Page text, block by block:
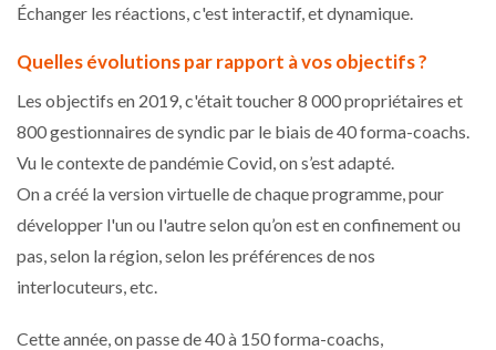
Échanger les réactions, c'est interactif, et dynamique.
Quelles évolutions par rapport à vos objectifs ?
Les objectifs en 2019, c'était toucher 8 000 propriétaires et
800 gestionnaires de syndic par le biais de 40 forma-coachs.
Vu le contexte de pandémie Covid, on s’est adapté.
On a créé la version virtuelle de chaque programme, pour
développer l'un ou l'autre selon qu’on est en confinement ou
pas, selon la région, selon les préférences de nos
interlocuteurs, etc.
Cette année, on passe de 40 à 150 forma-coachs,